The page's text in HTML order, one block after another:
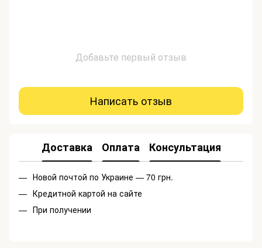
Добавьте первый отзыв
Написать отзыв
Доставка Оплата Консультация
Новой почтой по Украине — 70 грн.
Кредитной картой на сайте
При получении